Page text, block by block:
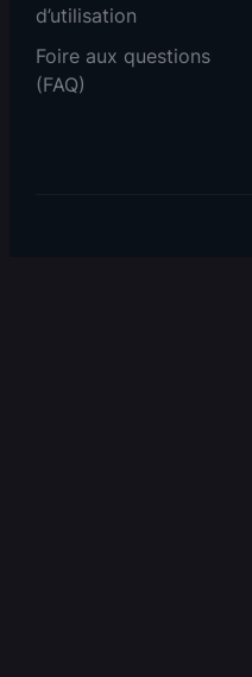
d’utilisation
Foire aux questions
(FAQ)